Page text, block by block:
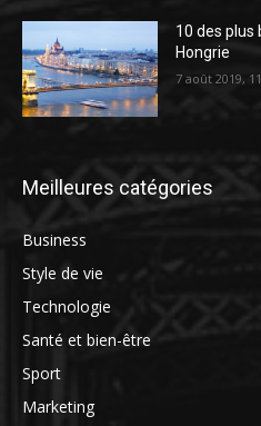
10 des plus
Hongrie
7 août 2019,
Meilleures catégories
Business
Style de vie
Technologie
Santé et bien-être
Sport
Marketing